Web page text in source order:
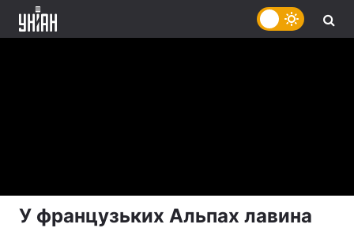
У французьких Альпах лавина